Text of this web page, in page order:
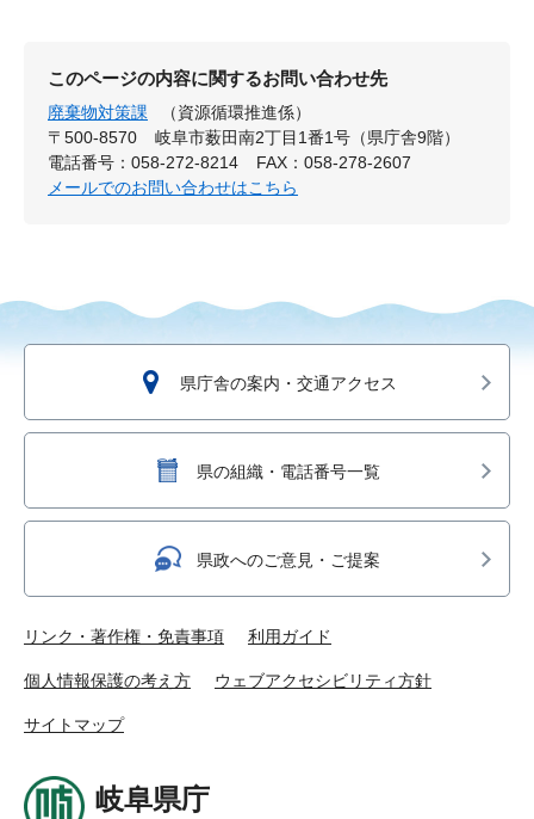
このページの内容に関するお問い合わせ先
廃棄物対策課
（資源循環推進係）
〒500-8570
岐阜市薮田南2丁目1番1号（県庁舎9階）
電話番号：058-272-8214
FAX：058-278-2607
メールでのお問い合わせはこちら
県庁舎の案内・交通アクセス
県の組織・電話番号一覧
県政へのご意見・ご提案
リンク・著作権・免責事項 利用ガイド
個人情報保護の考え方 ウェブアクセシビリティ方針
サイトマップ
岐阜県庁